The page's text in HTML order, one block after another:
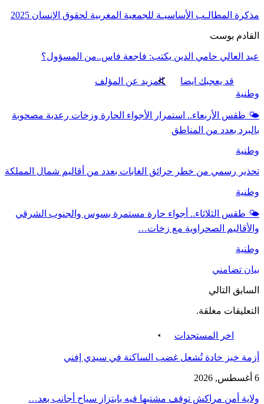
مذكرة المطالـب الأساسيـة للجمعية المغربية لحقوق الإنسان 2025
القادم بوست
عبد العالي حامي الدين يكتب: فاجعة فاس..من المسؤول؟
قد يعجبك ايضا
المزيد عن المؤلف
وطنية
🌤️ طقس الأربعاء.. استمرار الأجواء الحارة وزخات رعدية مصحوبة
بالبرد بعدد من المناطق
وطنية
تحذير رسمي من خطر حرائق الغابات بعدد من أقاليم شمال المملكة
وطنية
🌤️ طقس الثلاثاء.. أجواء حارة مستمرة بسوس والجنوب الشرقي
والأقاليم الصحراوية مع زخات…
وطنية
بيان تضامني
السابق التالي
التعليقات مغلقة.
اخر المستجدات
أزمة خبز حادة تُشعل غضب الساكنة في سيدي إفني
6 أغسطس, 2026
ولاية أمن مراكش توقف مشتبها فيه بابتزاز سياح أجانب بعد…